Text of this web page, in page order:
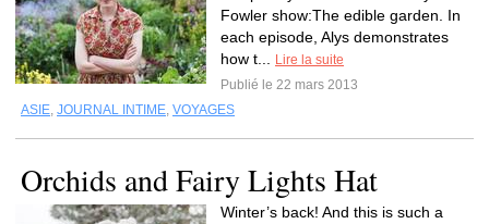
Fowler show:The edible garden. In
each episode, Alys demonstrates
how t...
Lire la suite
Publié le 22 mars 2013
ASIE, JOURNAL INTIME, VOYAGES
Orchids and Fairy Lights Hat
Winter’s back! And this is such a